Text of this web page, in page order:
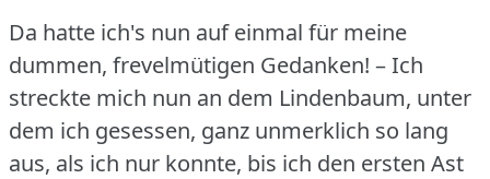
Da hatte ich's nun auf einmal für meine
dummen, frevelmütigen Gedanken! – Ich
streckte mich nun an dem Lindenbaum, unter
dem ich gesessen, ganz unmerklich so lang
aus, als ich nur konnte, bis ich den ersten Ast